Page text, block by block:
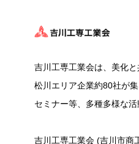
吉川工専工業会は、美化
松川エリア企業約80社が
セミナー等、多種多様な活
吉川工専工業会 (吉川市商